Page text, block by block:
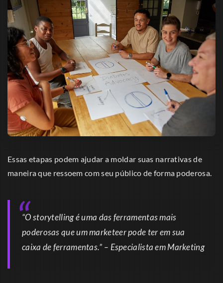
Essas etapas podem ajudar a moldar suas narrativas de
maneira que ressoem com seu público de forma poderosa.
“O storytelling é uma das ferramentas mais
poderosas que um marketeer pode ter em sua
caixa de ferramentas.” – Especialista em Marketing